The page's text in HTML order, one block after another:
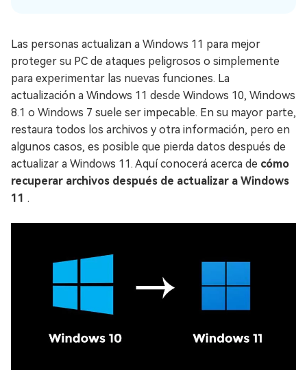
Las personas actualizan a Windows 11 para mejor
proteger su PC de ataques peligrosos o simplemente
para experimentar las nuevas funciones. La
actualización a Windows 11 desde Windows 10, Windows
8.1 o Windows 7 suele ser impecable. En su mayor parte,
restaura todos los archivos y otra información, pero en
algunos casos, es posible que pierda datos después de
actualizar a Windows 11. Aquí conocerá acerca de cómo
recuperar archivos después de actualizar a Windows
11 .